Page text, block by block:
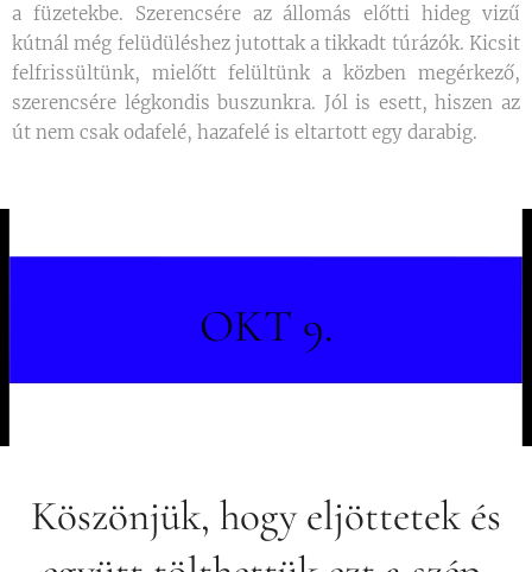
a füzetekbe. Szerencsére az állomás előtti hideg vizű
kútnál még felüdüléshez jutottak a tikkadt túrázók. Kicsit
felfrissültünk, mielőtt felültünk a közben megérkező,
szerencsére légkondis buszunkra. Jól is esett, hiszen az
út nem csak odafelé, hazafelé is eltartott egy darabig.
OKT 9.
Köszönjük, hogy eljöttetek és